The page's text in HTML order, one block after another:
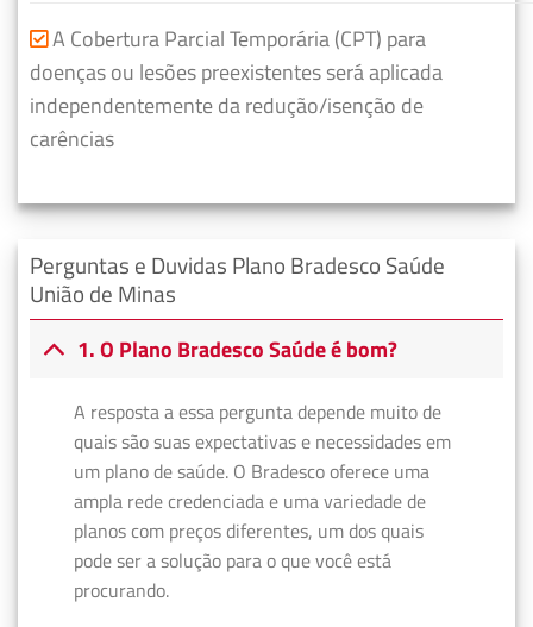
A Cobertura Parcial Temporária (CPT) para
doenças ou lesões preexistentes será aplicada
independentemente da redução/isenção de
carências
Perguntas e Duvidas Plano Bradesco Saúde
União de Minas
1. O Plano Bradesco Saúde é bom?
A resposta a essa pergunta depende muito de
quais são suas expectativas e necessidades em
um plano de saúde. O Bradesco oferece uma
ampla rede credenciada e uma variedade de
planos com preços diferentes, um dos quais
pode ser a solução para o que você está
procurando.